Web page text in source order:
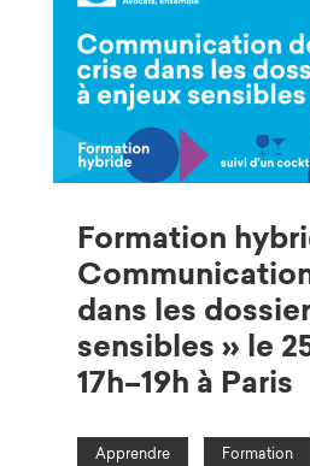
Formation
dans les
sensibles » le
17h–19h à Paris
Apprendre Formation